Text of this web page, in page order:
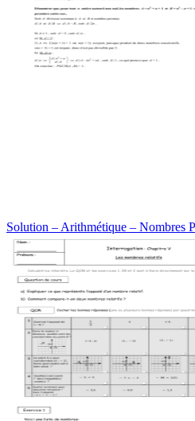
Solution – Arithmétique – Nombres